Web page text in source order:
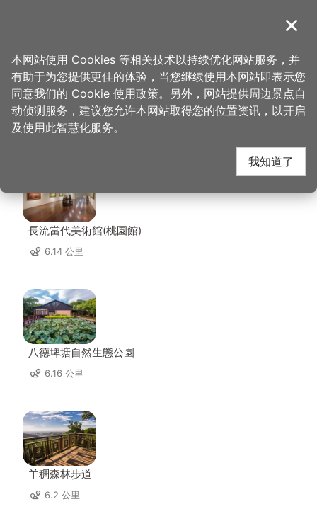
導覽
首页 > 想去的地方 > 美食、购物 > M&H table
M&H table 周边景点
長流當代美術館(桃園館)
6.14 公里
八德埤塘自然生態公園
6.16 公里
羊稠森林步道
6.2 公里
关闭
本网站使用 Cookies 等相关技术以持续优化网站服务，并
有助于为您提供更佳的体验，当您继续使用本网站即表示您
同意我们的 Cookie 使用政策。另外，网站提供周边景点自
动侦测服务，建议您允许本网站取得您的位置资讯，以开启
及使用此智慧化服务。
我知道了